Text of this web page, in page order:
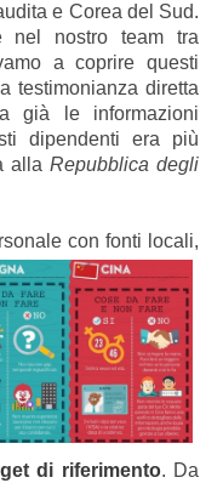
e Corea del Sud.
nel nostro team tra
a coprire questi
testimonianza diretta
già le informazioni
dipendenti era più
alla Repubblica degli
con fonti locali,
di riferimento. Da